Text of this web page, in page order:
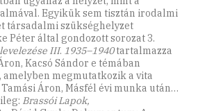
Egyikük sem tisztán irodalmi
társadalmi szükséghelyzet
Péter által gondozott sorozat 3.
III. 1935–1940tartalmazza
Kacsó Sándor e témában
megmutatkozik a vita
Áron, Másfél évi munka után…
Brassói Lapok,